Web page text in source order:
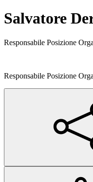
Salvatore
Responsabile Posizione
Responsabile Posizione